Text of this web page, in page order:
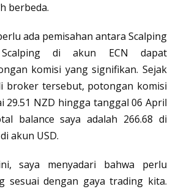
berbeda.
ada pemisahan antara Scalping
di akun ECN dapat
komisi yang signifikan. Sejak
broker tersebut, potongan komisi
29.51 NZD hingga tanggal 06 April
balance saya adalah 266.68 di
akun USD.
saya menyadari bahwa perlu
sesuai dengan gaya trading kita.